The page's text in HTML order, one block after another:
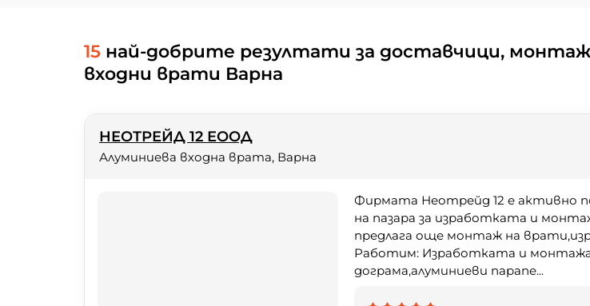
15 най-добрите резултати за доставчици,
входни врати Варна
НЕОТРЕЙД 12 ЕООД
Алуминиева входна врата, Варна
Фирмата Неотрейд 12 е активно
на пазара за изработката и
предлага още монтаж на
Работим: Изработката и
дограма,алуминиеви парапе...